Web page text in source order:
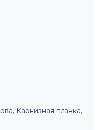
Карнизная планка,